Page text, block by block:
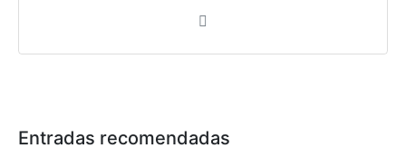
Entradas recomendadas